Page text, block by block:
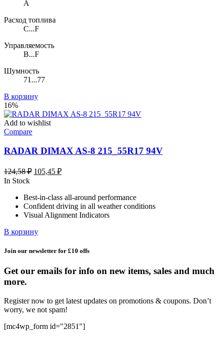
A
Расход топлива
C...F
Управляемость
B...F
Шумность
71...77
В корзину
16%
Add to wishlist
Compare
RADAR DIMAX AS-8 215_55R17 94V
124,58₽ Первоначальная
124,58 ₽.
105,45 ₽Текущая
In Stock
Best-in-class all-around performance
Confident driving in all weather conditions
Visual Alignment Indicators
В корзину
Join our newsletter for £10 offs
Get our emails for info on new items, sales and much
more.
Register now to get latest updates on promotions & coupons. Don’t
worry, we not spam!
[mc4wp_form id="2851"]